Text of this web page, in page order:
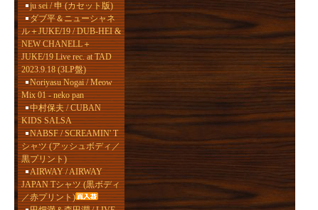
ju sei / 申 (カセット版)
ダブ平＆ニューシャネ
ル＋JUKE/19 / DUB-HEI &
NEW CHANELL＋
JUKE/19 Live rec. at TAD
2023.9.18 (3LP盤)
Noriyasu Nogai / Meow
Mix 01 - neko pan
中村保夫 / CUBAN
KIDS SALSA
NABSF / SCREAMIN' T
シャツ (アッシュボディ／
黒プリント)
AIRWAY / AIRWAY
JAPAN Tシャツ (黒ボディ
／赤プリント)